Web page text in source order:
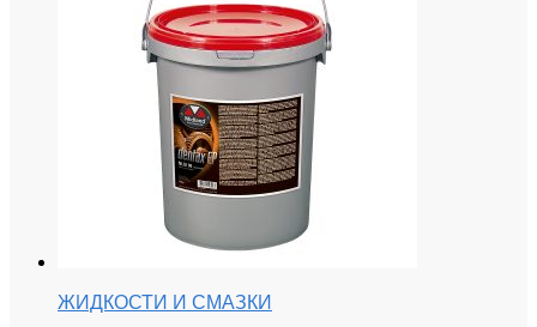
ЖИДКОСТИ И СМАЗКИ